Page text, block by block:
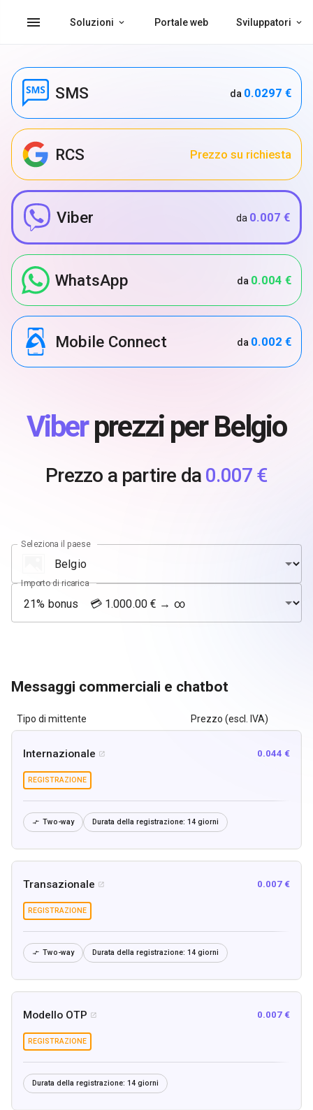
menu Soluzioni Portale web Sviluppatori
SMS da 0.0297 €
RCS Prezzo su richiesta
Viber da 0.007 €
WhatsApp da 0.004 €
Mobile Connect da 0.002 €
Viberprezzi per Belgio
Prezzo a partire da 0.007 €
Seleziona il paese
Importo di ricarica
Messaggi commerciali e chatbot
Tipo di mittente Prezzo (escl. IVA)
Internazionale  0.044 €
REGISTRAZIONE
 Two-way Durata della registrazione: 14 giorni
Transazionale  0.007 €
REGISTRAZIONE
 Two-way Durata della registrazione: 14 giorni
Modello OTP  0.007 €
REGISTRAZIONE
Durata della registrazione: 14 giorni